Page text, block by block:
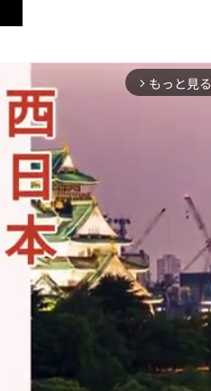
arrow_forward_ios もっと見る